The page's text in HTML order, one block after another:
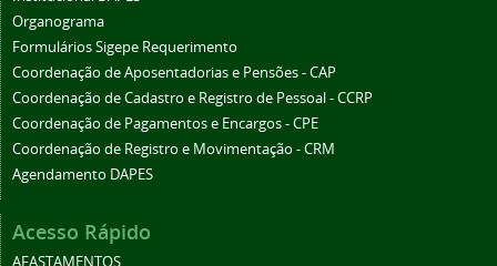
Organograma
Formulários Sigepe Requerimento
Coordenação de Aposentadorias e Pensões - CAP
Coordenação de Cadastro e Registro de Pessoal - CCRP
Coordenação de Pagamentos e Encargos - CPE
Coordenação de Registro e Movimentação - CRM
Agendamento DAPES
Acesso Rápido
AFASTAMENTOS